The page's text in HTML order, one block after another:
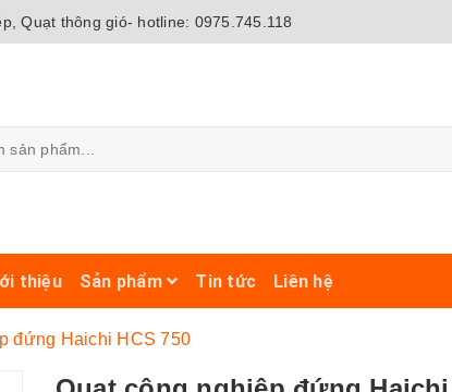
Quạt thông gió- hotline: 0975.745.118
thiệu Sản phẩm Tin tức Liên hệ
đứng Haichi HCS 750